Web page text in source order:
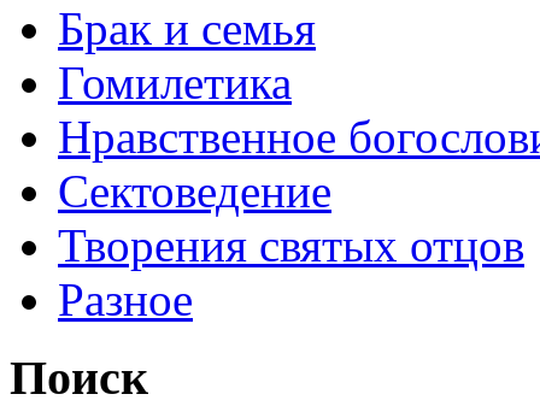
Брак и семья
Гомилетика
Нравственное
Сектоведение
Творения святых отцов
Разное
Поиск